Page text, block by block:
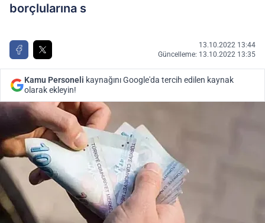
borçlularına s
13.10.2022 13:44
Güncelleme: 13.10.2022 13:35
Kamu Personeli kaynağını Google'da tercih edilen kaynak
olarak ekleyin!